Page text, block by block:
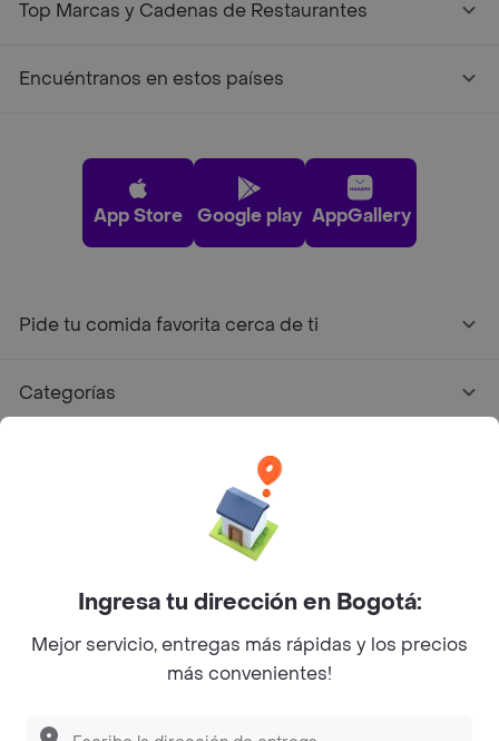
Top Marcas y Cadenas de Restaurantes
Encuéntranos en estos países
App Store Google play AppGallery
Pide tu comida favorita cerca de ti
Categorías
Facebook
Twitter
Instagram
©2026Rappi Inc. All rights reserved.
Ingresa tu dirección en Bogotá:
Mejor servicio, entregas más rápidas y los precios
más convenientes!